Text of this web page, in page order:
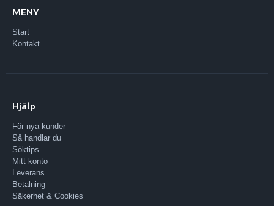
MENY
Start
Kontakt
Hjälp
För nya kunder
Så handlar du
Söktips
Mitt konto
Leverans
Betalning
Säkerhet & Cookies